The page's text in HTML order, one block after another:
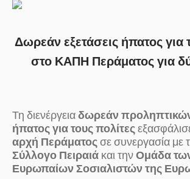
Δωρεάν εξετάσεις ήπατος για
στο ΚΑΠΗ Περάματος για
Τη διενέργειαδωρεάν
ήπατος για τους πολίτες
αρχή Περάματοςσε συνεργασία με
Σύλλογο Πειραιάκαι τηνΟμάδα
Ευρωπαίων Σοσιαλιστών της